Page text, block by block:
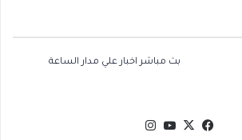
بث مباشر اخبار علي مدار الساعة
فيسبوك
‫X
‫YouTube